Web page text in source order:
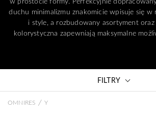
duchu minimalizmu znakomicie wpisuje się
i style, a rozbudowany asortyment
kolorystyczna zapewniają maksymalne
FILTRY
OMNIRES / Y